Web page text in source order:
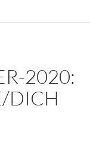
2020:
DICH